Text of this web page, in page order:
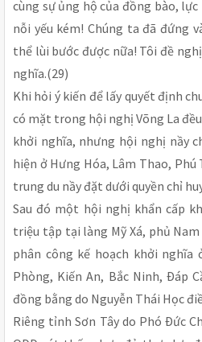
cùng sự ủng hộ của đồng bào,
nỗi yếu kém! Chúng ta đã đứng
thể lùi bước được nữa! Tôi đề
nghĩa.(29)
Khi hỏi ý kiến để lấy quyết định
có mặt trong hội nghị Võng La
khởi nghĩa, nhưng hội nghị nầy
hiện ở Hưng Hóa, Lâm Thao, Phú
trung du nầy đặt dưới quyền chỉ
Sau đó một hội nghị khẩn cấp
triệu tập tại làng Mỹ Xá, phủ
phân công kế hoạch khởi nghĩa
Phòng, Kiến An, Bắc Ninh, Ðáp
đồng bằng do Nguyễn Thái Học
Riêng tỉnh Sơn Tây do Phó Ðức